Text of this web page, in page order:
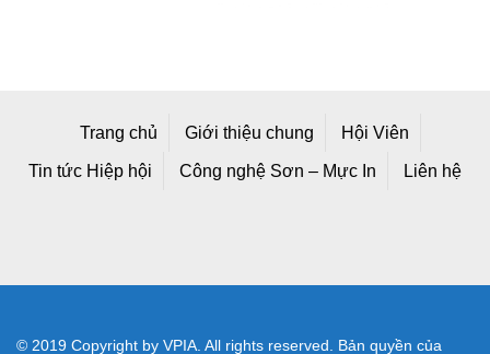
Trang chủ Giới thiệu chung Hội Viên
Tin tức Hiệp hội Công nghệ Sơn – Mực In Liên hệ
© 2019 Copyright by VPIA. All rights reserved. Bản quyền của